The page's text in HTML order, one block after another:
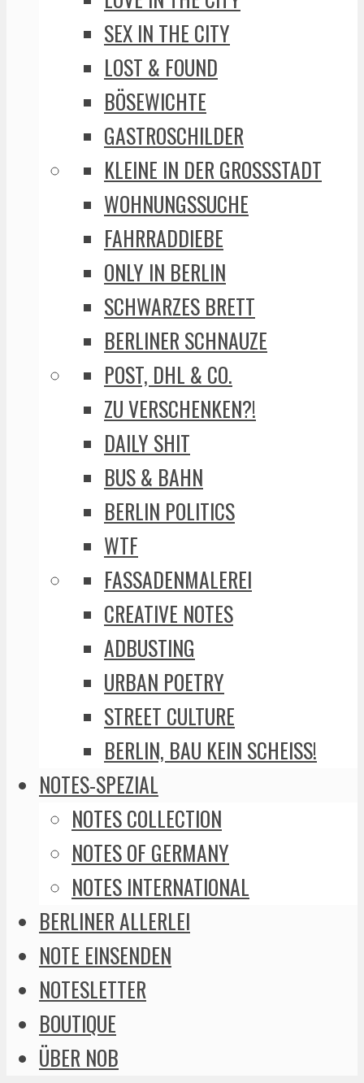
SEX IN THE CITY
LOST & FOUND
BÖSEWICHTE
GASTROSCHILDER
KLEINE IN DER GROSSSTADT
WOHNUNGSSUCHE
FAHRRADDIEBE
ONLY IN BERLIN
SCHWARZES BRETT
BERLINER SCHNAUZE
POST, DHL & CO.
ZU VERSCHENKEN?!
DAILY SHIT
BUS & BAHN
BERLIN POLITICS
WTF
FASSADENMALEREI
CREATIVE NOTES
ADBUSTING
URBAN POETRY
STREET CULTURE
BERLIN, BAU KEIN SCHEISS!
NOTES-SPEZIAL
NOTES COLLECTION
NOTES OF GERMANY
NOTES INTERNATIONAL
BERLINER ALLERLEI
NOTE EINSENDEN
NOTESLETTER
BOUTIQUE
ÜBER NOB